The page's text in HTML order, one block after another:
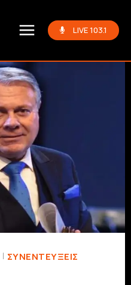
LIVE 103.1
ΣΥΝΕΝΤΕΎΞΕΙΣ